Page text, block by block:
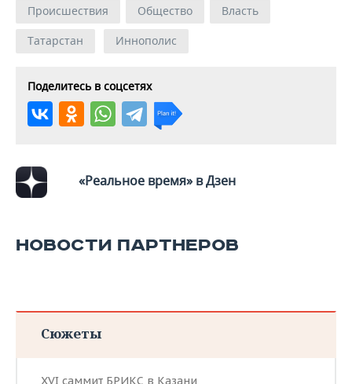
Происшествия Общество
Власть
Татарстан
Иннополис
Поделитесь в соцсетях
«Реальное время» в Дзен
НОВОСТИ ПАРТНЕРОВ
Сюжеты
XVI саммит БРИКС в Казани